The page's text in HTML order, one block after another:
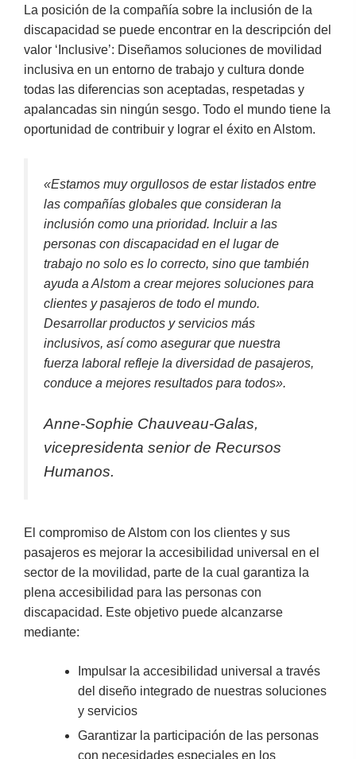
La posición de la compañía sobre la inclusión de la
discapacidad se puede encontrar en la descripción del
valor ‘Inclusive’: Diseñamos soluciones de movilidad
inclusiva en un entorno de trabajo y cultura donde
todas las diferencias son aceptadas, respetadas y
apalancadas sin ningún sesgo. Todo el mundo tiene la
oportunidad de contribuir y lograr el éxito en Alstom.
«Estamos muy orgullosos de estar listados entre
las compañías globales que consideran la
inclusión como una prioridad. Incluir a las
personas con discapacidad en el lugar de
trabajo no solo es lo correcto, sino que también
ayuda a Alstom a crear mejores soluciones para
clientes y pasajeros de todo el mundo.
Desarrollar productos y servicios más
inclusivos, así como asegurar que nuestra
fuerza laboral refleje la diversidad de pasajeros,
conduce a mejores resultados para todos».
Anne-Sophie Chauveau-Galas,
vicepresidenta senior de Recursos
Humanos.
El compromiso de Alstom con los clientes y sus
pasajeros es mejorar la accesibilidad universal en el
sector de la movilidad, parte de la cual garantiza la
plena accesibilidad para las personas con
discapacidad. Este objetivo puede alcanzarse
mediante:
Impulsar la accesibilidad universal a través
del diseño integrado de nuestras soluciones
y servicios
Garantizar la participación de las personas
con necesidades especiales en los